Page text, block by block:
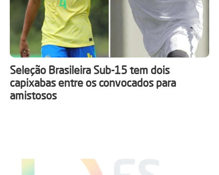
Seleção Brasileira Sub-15 tem dois
capixabas entre os convocados para
amistosos